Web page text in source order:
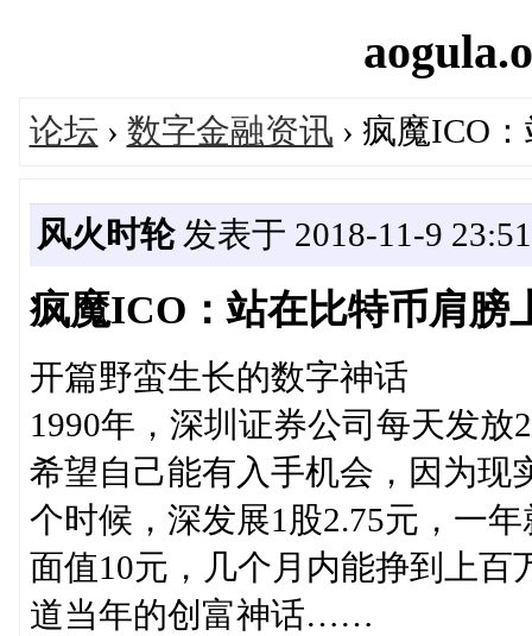
论坛 › 数字金融资讯 › 疯魔ICO
风火时轮发表于 2018-11-9
疯魔ICO：站在比特币肩膀
开篇野蛮生长的数字神话
1990年，深圳证券公司每天发
希望自己能有入手机会，因为现
个时候，深发展1股2.75元，一
面值10元，几个月内能挣到上
道当年的创富神话……